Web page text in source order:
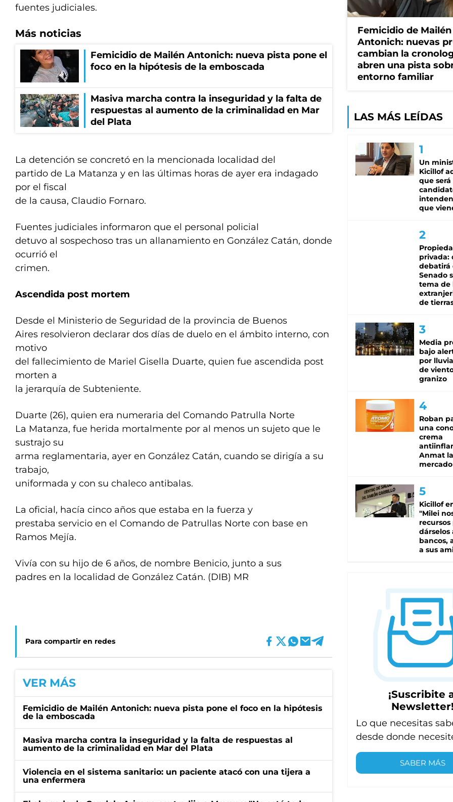
fuentes judiciales.
Más noticias
Femicidio de Mailén Antonich: nueva pista pone el
foco en la hipótesis de la emboscada
Masiva marcha contra la inseguridad y la falta de
respuestas al aumento de la criminalidad en Mar
del Plata
La detención se concretó en la mencionada localidad del
partido de La Matanza y en las últimas horas de ayer era indagado
por el fiscal
de la causa, Claudio Fornaro.
Fuentes judiciales informaron que el personal policial
detuvo al sospechoso tras un allanamiento en González Catán, donde
ocurrió el
crimen.
Ascendida post mortem
Desde el Ministerio de Seguridad de la provincia de Buenos
Aires resolvieron declarar dos días de duelo en el ámbito interno, con
motivo
del fallecimiento de Mariel Gisella Duarte, quien fue ascendida post
morten a
la jerarquía de Subteniente.
Duarte (26), quien era numeraria del Comando Patrulla Norte
La Matanza, fue herida mortalmente por al menos un sujeto que le
sustrajo su
arma reglamentaria, ayer en González Catán, cuando se dirigía a su
trabajo,
uniformada y con su chaleco antibalas.
La oficial, hacía cinco años que estaba en la fuerza y
prestaba servicio en el Comando de Patrullas Norte con base en
Ramos Mejía.
Vivía con su hijo de 6 años, de nombre Benicio, junto a sus
padres en la localidad de González Catán. (DIB) MR
Para compartir en redes
VER MÁS
Femicidio de Mailén Antonich: nueva pista pone el foco en la hipótesis
de la emboscada
Masiva marcha contra la inseguridad y la falta de respuestas al
aumento de la criminalidad en Mar del Plata
Violencia en el sistema sanitario: un paciente atacó con una tijera a
una enfermera
Femicidio de Mailén
Antonich: nuevas
cambian la
abren una pista
entorno familiar
LAS MÁS LEÍDAS
Un
Kicillof
que será
que
privada:
debatirá
Senado
tema de
de
Media
bajo
por
de
granizo
Roban
una
crema
Anmat
mercado
Kicillof
"Milei
recursos
dárselos
bancos,
a sus
¡Suscribite
Newsletter!
Lo que necesitas
desde donde
SABER MÁS